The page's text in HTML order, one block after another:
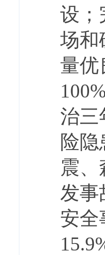
设；
场和
量优
治三
险
震
发事
安全